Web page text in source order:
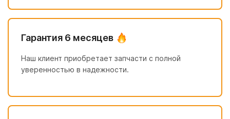
Гарантия 6 месяцев
Наш клиент приобретает запчасти с полной
уверенностью в надежности.